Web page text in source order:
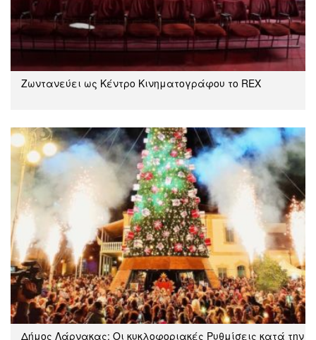
Ζωντανεύει ως Κέντρο Κινηματογράφου το REX
Δήμος Λάρνακας: Oι κυκλοφοριακές Ρυθμίσεις κατά την